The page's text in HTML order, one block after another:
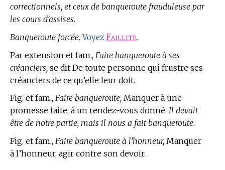
correctionnels, et ceux de banqueroute frauduleuse par
les cours d’assises.
Banqueroute forcée. Voyez Faillite.
Par extension et fam., Faire banqueroute à ses
créanciers, se dit De toute personne qui frustre ses
créanciers de ce qu’elle leur doit.
Fig. et fam., Faire banqueroute, Manquer à une
promesse faite, à un rendez-vous donné. Il devait
être de notre partie, mais il nous a fait banqueroute.
Fig. et fam., Faire banqueroute à l’honneur, Manquer
à l’honneur, agir contre son devoir.